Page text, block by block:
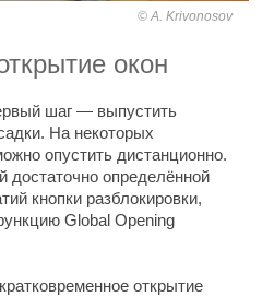
A. Krivonosov
окон
шаг — выпустить
На некоторых
опустить дистанционно.
определённой
кнопки разблокировки,
Global Opening
открытие